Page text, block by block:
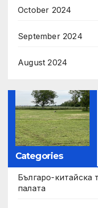
October 2024
September 2024
August 2024
Categories
Българо-китайска
палата